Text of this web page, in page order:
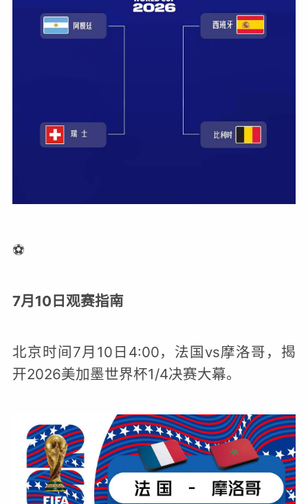
⚽️
7月10日观赛指南
北京时间7月10日4:00，法国vs摩洛哥，揭
开2026美加墨世界杯1/4决赛大幕。